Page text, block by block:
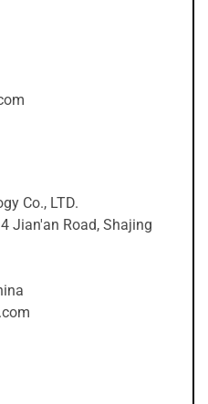
Co., LTD.
Jian'an Road, Shajing